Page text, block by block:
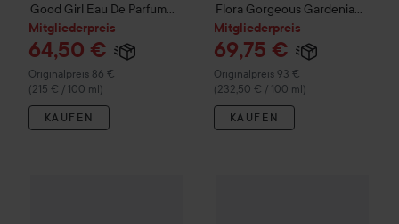
Good Girl Eau De Parfum
30 ml
Mitgliederpreis
64,50 €
Originalpreis 86 €
Regulärer Preis 86 €
(215 € / 100 ml)
KAUFEN
Flora Gorgeous Gardenia
Eau de Parfum for Women
30 ml
Mitgliederpreis
69,75 €
Originalpreis 93 €
Regulärer Preis 93 €
(232,50 € / 100 ml)
KAUFEN